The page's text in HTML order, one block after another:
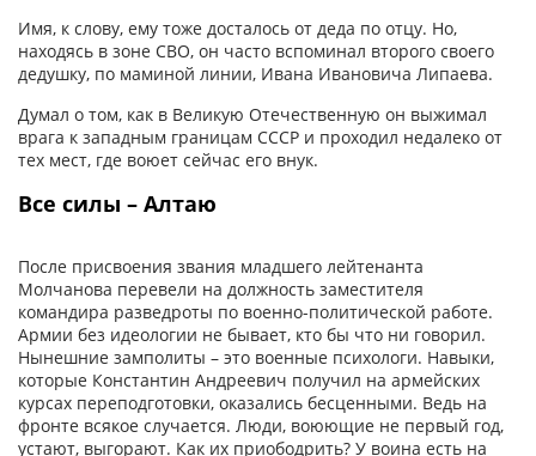
Имя, к слову, ему тоже досталось от деда по отцу. Но,
находясь в зоне СВО, он часто вспоминал второго своего
дедушку, по маминой линии, Ивана Ивановича Липаева.
Думал о том, как в Великую Отечественную он выжимал
врага к западным границам СССР и проходил недалеко от
тех мест, где воюет сейчас его внук.
Все силы – Алтаю
После присвоения звания младшего лейтенанта
Молчанова перевели на должность заместителя
командира разведроты по военно-­политической работе.
Армии без идеологии не бывает, кто бы что ни говорил.
Нынешние замполиты – это военные психологи. Навыки,
которые Константин Андреевич получил на армейских
курсах переподготовки, оказались бесценными. Ведь на
фронте всякое случается. Люди, воюющие не первый год,
устают, выгорают. Как их приободрить? У воина есть на